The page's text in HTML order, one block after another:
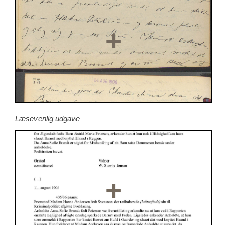
Læsevenlig udgave